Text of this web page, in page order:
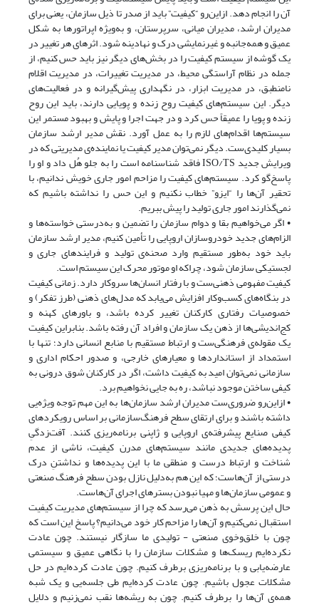
آن را انجام دهد. ازاین‌رو “کیفیت” باید از صدر تا ذیل سازمان، یعنی برای
مدیران ارشد، مدیران میانی، سرپرستان، و به‌ویژه اپراتورها به شکل
عمیق و همه‌جانبه و غیرنمایشی درک و نهادینه شود. اثرهای هر تغییر در
یک گوشه از سیستم کیفیت را در بخش‌های دیگر نیز باید حس کنیم، از
جمله در نظام آراستگی محیط، در مدیریت تغییرات، در مدیریت اقلام
نامنطبق، در مدیریت ابزار، در نگهداری پیش‌گیرانه و در فعالیت‌های
دیگر. این سیستم‌های کیفیت روح زنده و پویایی دارند، باید این روح
زنده و پویا را عمیقاً حس کرد و در جهت اجرا و پایش و بهبود مستمر این
سیستم‌ها اقدام‌های لازم را به عمل آورد. نقش مدیر ارشد سازمان
بسیار کلیدی‌ست. دیگر نمی‌توان مدیر کیفیت یا نماینده‌ی مدیریتی که در
ویرایش جدید ISO/TS فاقد شناسنامه است را به جلو هُل داد و او را
پاسخ‌گو کرد. سیستم‌های کیفیت را مزاحم امور جاری خویش ندانیم، با
تحقیر آن‌ها را “ایزو” خطاب نکنیم و این حس را نداشته باشیم که
نمی‌گذارند امور جاری تولید را پیش ببریم.
• اگر می‌خواهیم بقا و دوام سازمان را تضمین و به‌درستی خواسته‌ها و
الزام‌های جدید خودروسازان اروپایی را تأمین کنیم، مدیر ارشد سازمان
باید خود به‌طور مستقیم وارد صحنه‌ی تولید و فرایندهای جاری و
لجستیکی سازمان شود، چراکه او موتور محرک این سیستم است.
کیفیت مفهومی ذهنی‌ست و با رفتار انسان‌ها سروکار دارد. زمانی کیفیت
در بنگاه‌های کسب‌وکار افزایش می‌یابد که مدل‌های ذهنی (طرز تفکر) و
خصوصیات رفتاری کارکنان تغییر کرده باشد، و باورهای کهنه و
کج‌اندیشی‌ها از ذهن یک سازمان و افراد آن رفته باشد. بنابراین کیفیت
یک مقوله‌ی فرهنگی‌ست و ارتباط مستقیم با منابع انسانی دارد؛ تنها با
استمداد از استانداردها و معیارهای خارجی، و صدور احکام اداری و
سازمانی نمی‌توان امید به کیفیت داشت، اگر در کارکنان شوق درونی به
کیفی ساختن موجود نباشد، ره به جایی نخواهیم برد.
• ازاین‌رو ضروری‌ست مدیران ارشد سازمان‌ها به این مهم توجه ویژه‌یی
داشته باشند و برای ارتقای سطح فرهنگ‌سازمانی بر اساس رویکردهای
کیفی صنایع پیشرفته‌ی اروپایی و ژاپنی برنامه‌ریزی کنند. آفت‌زدگیِ
پدیده‌های جدیدی مانند سیستم‌های مدرن کیفیت، ناشی از عدم
شناخت و ارتباط درست و منطقی ما با این پدیده‌ها و نداشتنِ درک
درستی از آن‌هاست؛ که این هم به‌دلیل نازل بودن سطح فرهنگ صنعتی
و عمومی سازمان‌ها و مهیا نبودن بسترهای اجرای آن‌هاست.
حال این پرسش به ذهن می‌رسد که چرا از سیستم‌های مدیریت کیفیت
استقبال نمی‌کنیم و آن‌ها را مزاحم کار خود می‌دانیم؟ پاسخ این است که
چون با خلق‌وخوی صنعتی - تولیدی ما سازگار نیستند. چون عادت
نکرده‌ایم ریسک‌ها و مشکلات سازمان را با نگاهی عمیق و سیستمی
عارضه‌یابی و با برنامه‌ریزی برطرف کنیم. چون عادت کرده‌ایم در حل
مشکلات عجول باشیم. چون عادت کرده‌ایم طی جلسه‌یی و یک شبه
همه‌ی آن‌ها را برطرف کنیم. چون به ریشه‌ها نقب نمی‌زنیم و دلایل